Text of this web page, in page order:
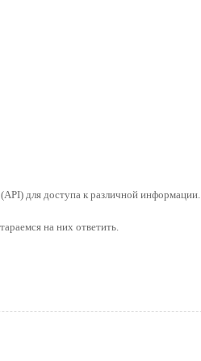
для доступа к различной информации.
на них ответить.